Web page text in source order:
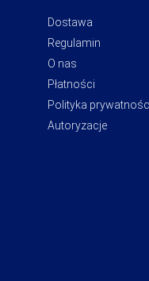
Dostawa
Regulamin
O nas
Płatności
Polityka
Autoryzacje